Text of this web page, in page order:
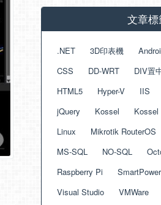
文章
.NET 3D印表機
CSS
DD-WRT DIV置
HTML5
Hyper-V IIS
jQuery
Kossel Kossel
Linux
Mikrotik RouterOS
MS-SQL
NO-SQL
Raspberry Pi
SmartPower
Visual Studio
VMWare